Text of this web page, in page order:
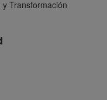
Transformación